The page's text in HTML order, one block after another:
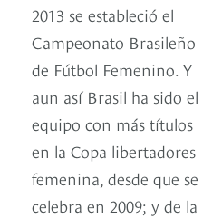
2013 se estableció el
Campeonato Brasileño
de Fútbol Femenino. Y
aun así Brasil ha sido el
equipo con más títulos
en la Copa libertadores
femenina, desde que se
celebra en 2009; y de la